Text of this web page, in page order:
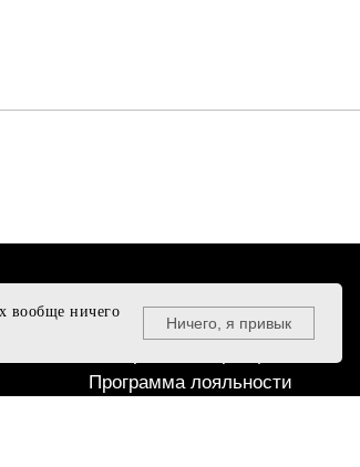
ПОДДЕРЖКА
Программа лояльности
вообще ничего
Ничего, я привык